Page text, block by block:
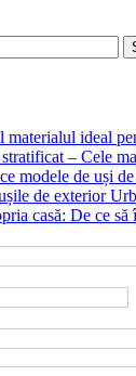
materialul ideal
– Cele
modele de uși
de exterior
casă: De ce